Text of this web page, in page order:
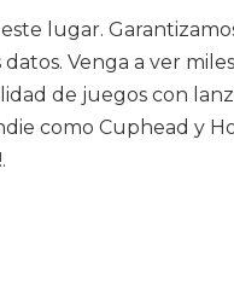
lugar.
Venga a ver
de juegos con
como Cuphead y